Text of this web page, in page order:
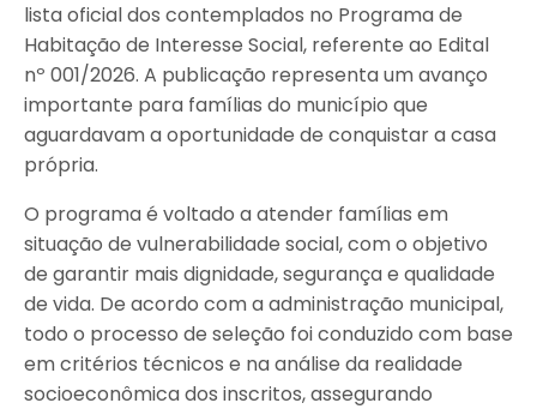
lista oficial dos contemplados no Programa de
Habitação de Interesse Social, referente ao Edital
nº 001/2026. A publicação representa um avanço
importante para famílias do município que
aguardavam a oportunidade de conquistar a casa
própria.
O programa é voltado a atender famílias em
situação de vulnerabilidade social, com o objetivo
de garantir mais dignidade, segurança e qualidade
de vida. De acordo com a administração municipal,
todo o processo de seleção foi conduzido com base
em critérios técnicos e na análise da realidade
socioeconômica dos inscritos, assegurando